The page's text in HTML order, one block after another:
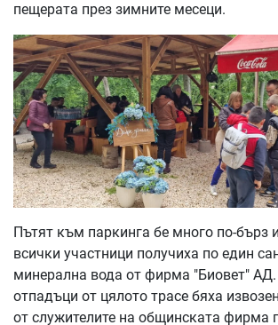
пещерата през зимните месеци.
Пътят към паркинга бе много по-бърз
всички участници получиха по един
минерална вода от фирма "Биовет"
отпадъци от цялото трасе бяха
от служителите на общинската фирма